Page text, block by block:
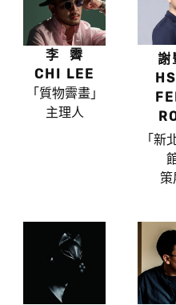
李 霽
CHI LEE
「質物霽畫」
主理人
謝
「新
策